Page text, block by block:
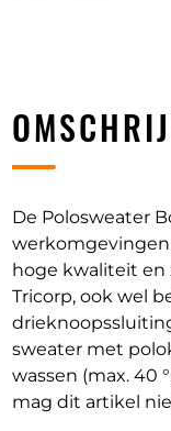
De Polosweater
werkomgevingen
hoge kwaliteit en
Tricorp, ook wel
sweater met
wassen (max. 40
mag dit artikel